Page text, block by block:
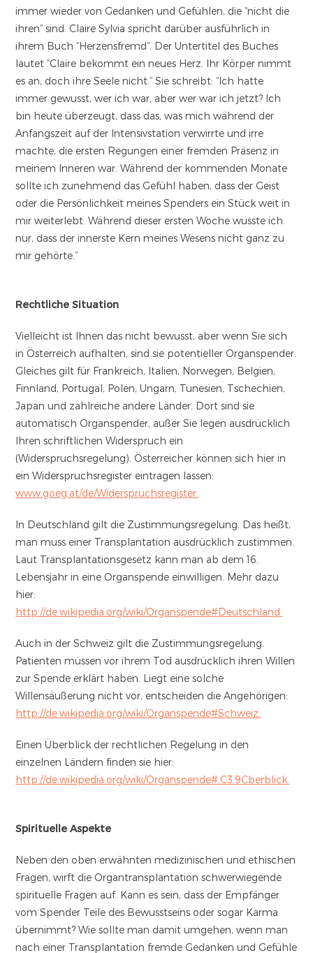
immer wieder von Gedanken und Gefühlen, die “nicht die
ihren” sind. Claire Sylvia spricht darüber ausführlich in
ihrem Buch “Herzensfremd“. Der Untertitel des Buches
lautet “Claire bekommt ein neues Herz. Ihr Körper nimmt
es an, doch ihre Seele nicht.” Sie schreibt: “Ich hatte
immer gewusst, wer ich war, aber wer war ich jetzt? Ich
bin heute überzeugt, dass das, was mich während der
Anfangszeit auf der Intensivstation verwirrte und irre
machte, die ersten Regungen einer fremden Präsenz in
meinem Inneren war. Während der kommenden Monate
sollte ich zunehmend das Gefühl haben, dass der Geist
oder die Persönlichkeit meines Spenders ein Stück weit in
mir weiterlebt. Während dieser ersten Woche wusste ich
nur, dass der innerste Kern meines Wesens nicht ganz zu
mir gehörte.”
Rechtliche Situation
Vielleicht ist Ihnen das nicht bewusst, aber wenn Sie sich
in Österreich aufhalten, sind sie potentieller Organspender.
Gleiches gilt für Frankreich, Italien, Norwegen, Belgien,
Finnland, Portugal, Polen, Ungarn, Tunesien, Tschechien,
Japan und zahlreiche andere Länder. Dort sind sie
automatisch Organspender, außer Sie legen ausdrücklich
Ihren schriftlichen Widerspruch ein
(Widerspruchsregelung). Österreicher können sich hier in
ein Widerspruchsregister eintragen lassen:
www.goeg.at/de/Widerspruchsregister.
In Deutschland gilt die Zustimmungsregelung. Das heißt,
man muss einer Transplantation ausdrücklich zustimmen.
Laut Transplantationsgesetz kann man ab dem 16.
Lebensjahr in eine Organspende einwilligen. Mehr dazu
hier:
http://de.wikipedia.org/wiki/Organspende#Deutschland.
Auch in der Schweiz gilt die Zustimmungsregelung.
Patienten müssen vor ihrem Tod ausdrücklich ihren Willen
zur Spende erklärt haben. Liegt eine solche
Willensäußerung nicht vor, entscheiden die Angehörigen:
http://de.wikipedia.org/wiki/Organspende#Schweiz.
Einen Überblick der rechtlichen Regelung in den
einzelnen Ländern finden sie hier:
http://de.wikipedia.org/wiki/Organspende#.C3.9Cberblick.
Spirituelle Aspekte
Neben den oben erwähnten medizinischen und ethischen
Fragen, wirft die Organtransplantation schwerwiegende
spirituelle Fragen auf. Kann es sein, dass der Empfänger
vom Spender Teile des Bewusstseins oder sogar Karma
übernimmt? Wie sollte man damit umgehen, wenn man
nach einer Transplantation fremde Gedanken und Gefühle